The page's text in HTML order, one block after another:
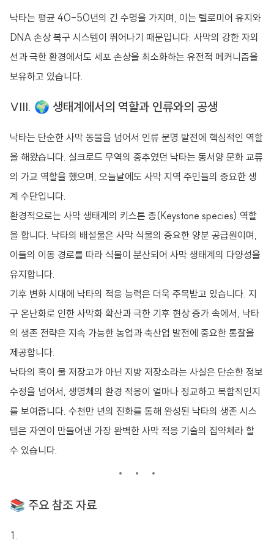
낙타는 평균 40-50년의 긴 수명을 가지며, 이는 텔로미어 유지와
DNA 손상 복구 시스템이 뛰어나기 때문입니다. 사막의 강한 자외
선과 극한 환경에서도 세포 손상을 최소화하는 유전적 메커니즘을
보유하고 있습니다.
VIII. 🌍 생태계에서의 역할과 인류와의 공생
낙타는 단순한 사막 동물을 넘어서 인류 문명 발전에 핵심적인 역할
을 해왔습니다. 실크로드 무역의 중추였던 낙타는 동서양 문화 교류
의 가교 역할을 했으며, 오늘날에도 사막 지역 주민들의 중요한 생
계 수단입니다.
환경적으로는 사막 생태계의 키스톤 종(Keystone species) 역할
을 합니다. 낙타의 배설물은 사막 식물의 중요한 양분 공급원이며,
이들의 이동 경로를 따라 식물이 분산되어 사막 생태계의 다양성을
유지합니다.
기후 변화 시대에 낙타의 적응 능력은 더욱 주목받고 있습니다. 지
구 온난화로 인한 사막화 확산과 극한 기후 현상 증가 속에서, 낙타
의 생존 전략은 지속 가능한 농업과 축산업 발전에 중요한 통찰을
제공합니다.
낙타의 혹이 물 저장고가 아닌 지방 저장소라는 사실은 단순한 정보
수정을 넘어서, 생명체의 환경 적응이 얼마나 정교하고 복합적인지
를 보여줍니다. 수천만 년의 진화를 통해 완성된 낙타의 생존 시스
템은 자연이 만들어낸 가장 완벽한 사막 적응 기술의 집약체라 할
수 있습니다.
📚 주요 참조 자료